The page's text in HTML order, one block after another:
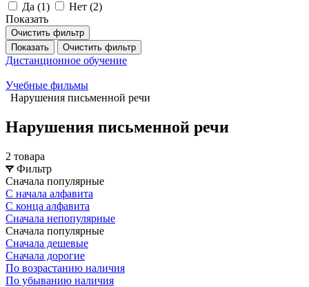
Да (1) Нет (2)
Показать
Очистить фильтр
Показать
Очистить фильтр
Дистанционное обучение
Учебные фильмы
Нарушения письменной речи
Нарушения письменной речи
2 товара
Фильтр
Сначала популярные
С начала алфавита
С конца алфавита
Сначала непопулярные
Сначала популярные
Сначала дешевые
Сначала дорогие
По возрастанию наличия
По убыванию наличия